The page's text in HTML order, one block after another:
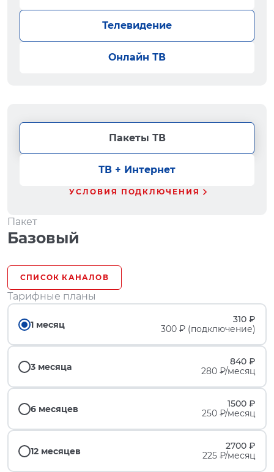
Телевидение
Онлайн ТВ
Пакеты ТВ
ТВ + Интернет
УСЛОВИЯ ПОДКЛЮЧЕНИЯ
Пакет
Базовый
СПИСОК КАНАЛОВ
Тарифные планы
1 месяц
310 ₽
300 ₽ (подключение)
3 месяца
840 ₽
280 ₽/месяц
6 месяцев
1500 ₽
250 ₽/месяц
12 месяцев
2700 ₽
225 ₽/месяц